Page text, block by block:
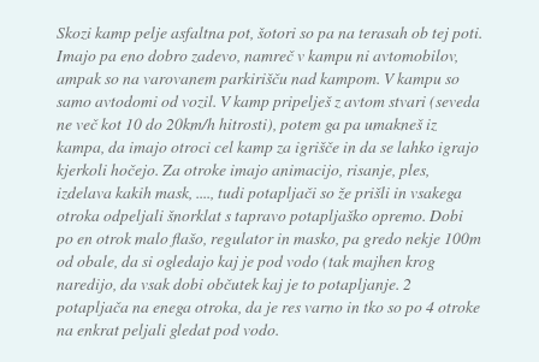
Skozi kamp pelje asfaltna pot, šotori so pa na terasah ob tej poti.
Imajo pa eno dobro zadevo, namreč v kampu ni avtomobilov,
ampak so na varovanem parkirišču nad kampom. V kampu so
samo avtodomi od vozil. V kamp pripelješ z avtom stvari (seveda
ne več kot 10 do 20km/h hitrosti), potem ga pa umakneš iz
kampa, da imajo otroci cel kamp za igrišče in da se lahko igrajo
kjerkoli hočejo. Za otroke imajo animacijo, risanje, ples,
izdelava kakih mask, ...., tudi potapljači so že prišli in vsakega
otroka odpeljali šnorklat s tapravo potapljaško opremo. Dobi
po en otrok malo flašo, regulator in masko, pa gredo nekje 100m
od obale, da si ogledajo kaj je pod vodo (tak majhen krog
naredijo, da vsak dobi občutek kaj je to potapljanje. 2
potapljača na enega otroka, da je res varno in tko so po 4 otroke
na enkrat peljali gledat pod vodo.